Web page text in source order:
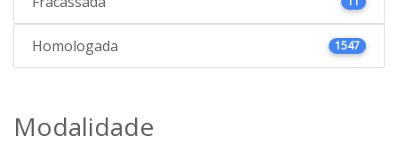
Homologada 1547
Modalidade